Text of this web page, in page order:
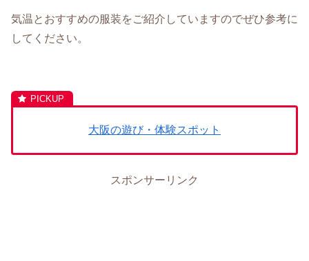
気温とおすすめの服装をご紹介していますのでぜひ参考に
してください。
大阪の遊び・体験スポット
スポンサーリンク